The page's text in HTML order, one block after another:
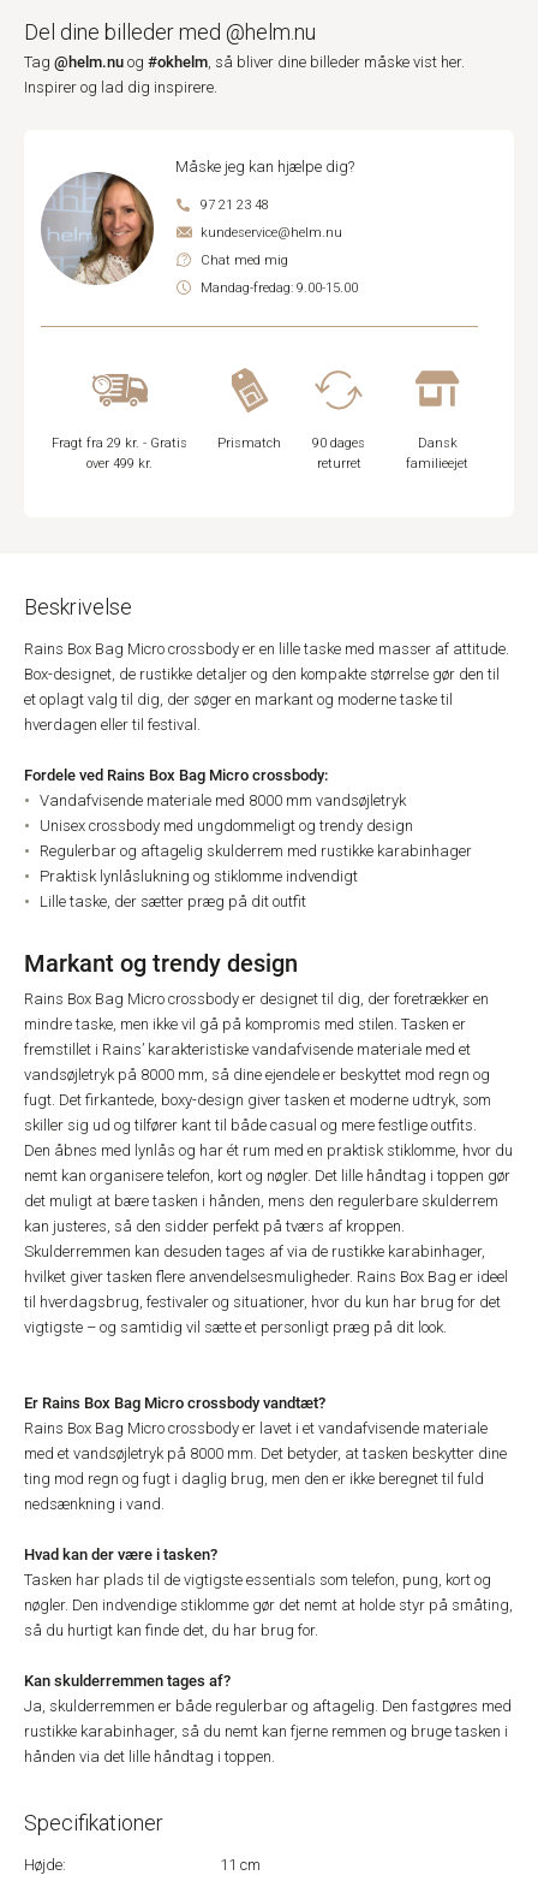
Del dine billeder med @helm.nu
Tag @helm.nu og #okhelm, så bliver dine billeder måske vist her.
Inspirer og lad dig inspirere.
Måske jeg kan hjælpe dig?
97 21 23 48
kundeservice@helm.nu
Chat med mig
Mandag-fredag: 9.00-15.00
Fragt fra 29 kr. - Gratis
over 499 kr.
Prismatch
90 dages
returret
Dansk
familieejet
Beskrivelse
Rains Box Bag Micro crossbody er en lille taske med masser af attitude.
Box-designet, de rustikke detaljer og den kompakte størrelse gør den til
et oplagt valg til dig, der søger en markant og moderne taske til
hverdagen eller til festival.
Fordele ved Rains Box Bag Micro crossbody:
Vandafvisende materiale med 8000 mm vandsøjletryk
Unisex crossbody med ungdommeligt og trendy design
Regulerbar og aftagelig skulderrem med rustikke karabinhager
Praktisk lynlåslukning og stiklomme indvendigt
Lille taske, der sætter præg på dit outfit
Markant og trendy design
Rains Box Bag Micro crossbody er designet til dig, der foretrækker en
mindre taske, men ikke vil gå på kompromis med stilen. Tasken er
fremstillet i Rains’ karakteristiske vandafvisende materiale med et
vandsøjletryk på 8000 mm, så dine ejendele er beskyttet mod regn og
fugt. Det firkantede, boxy-design giver tasken et moderne udtryk, som
skiller sig ud og tilfører kant til både casual og mere festlige outfits.
Den åbnes med lynlås og har ét rum med en praktisk stiklomme, hvor du
nemt kan organisere telefon, kort og nøgler. Det lille håndtag i toppen gør
det muligt at bære tasken i hånden, mens den regulerbare skulderrem
kan justeres, så den sidder perfekt på tværs af kroppen.
Skulderremmen kan desuden tages af via de rustikke karabinhager,
hvilket giver tasken flere anvendelsesmuligheder. Rains Box Bag er ideel
til hverdagsbrug, festivaler og situationer, hvor du kun har brug for det
vigtigste – og samtidig vil sætte et personligt præg på dit look.
Er Rains Box Bag Micro crossbody vandtæt?
Rains Box Bag Micro crossbody er lavet i et vandafvisende materiale
med et vandsøjletryk på 8000 mm. Det betyder, at tasken beskytter dine
ting mod regn og fugt i daglig brug, men den er ikke beregnet til fuld
nedsænkning i vand.
Hvad kan der være i tasken?
Tasken har plads til de vigtigste essentials som telefon, pung, kort og
nøgler. Den indvendige stiklomme gør det nemt at holde styr på småting,
så du hurtigt kan finde det, du har brug for.
Kan skulderremmen tages af?
Ja, skulderremmen er både regulerbar og aftagelig. Den fastgøres med
rustikke karabinhager, så du nemt kan fjerne remmen og bruge tasken i
hånden via det lille håndtag i toppen.
Specifikationer
Højde:
11 cm